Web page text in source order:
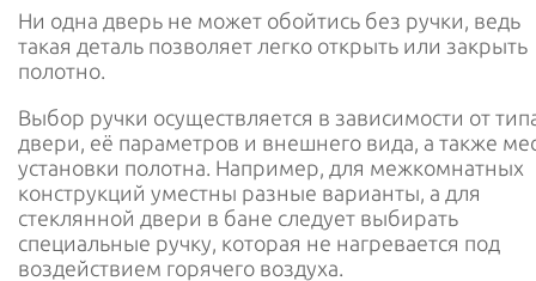
Ни одна дверь не может обойтись без ручки, ведь
такая деталь позволяет легко открыть или закрыть
полотно.
Выбор ручки осуществляется в зависимости от
двери, её параметров и внешнего вида, а также
установки полотна. Например, для межкомнатных
конструкций уместны разные варианты, а для
стеклянной двери в бане следует выбирать
специальные ручку, которая не нагревается под
воздействием горячего воздуха.